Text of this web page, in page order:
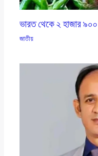
ভারত থেকে ২ হাজার
জাতীয়